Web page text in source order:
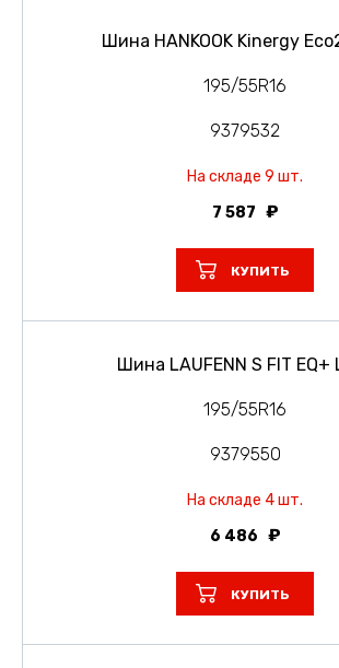
Шина HANKOOK Kinergy
195/55R16
9379532
На складе 9 шт.
7 587
КУПИТЬ
Шина LAUFENN S FIT EQ+
195/55R16
9379550
На складе 4 шт.
6 486
КУПИТЬ